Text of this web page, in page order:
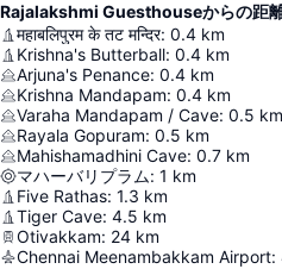
Rajalakshmi Guesthouseからの距
महाबलिपुरम के तट मन्दिर: 0.4 km
Krishna's Butterball: 0.4 km
Arjuna's Penance: 0.4 km
Krishna Mandapam: 0.4 km
Varaha Mandapam / Cave: 0.5 km
Rayala Gopuram: 0.5 km
Mahishamadhini Cave: 0.7 km
マハーバリプラム: 1 km
Five Rathas: 1.3 km
Tiger Cave: 4.5 km
Otivakkam: 24 km
Chennai Meenambakkam Airport: